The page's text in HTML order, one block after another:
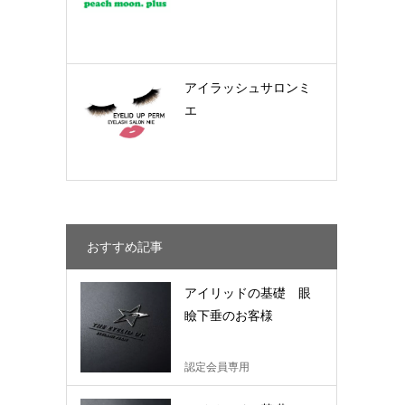
アイラッシュサロンミ
エ
おすすめ記事
アイリッドの基礎 眼
瞼下垂のお客様
認定会員専用